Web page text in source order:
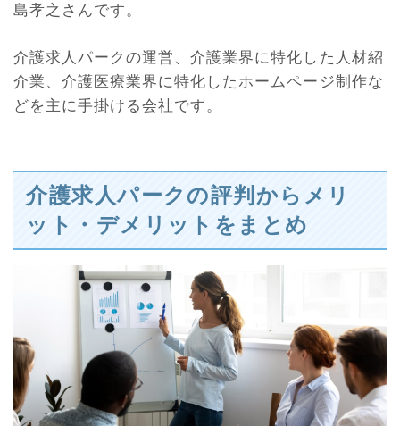
島孝之さんです。
介護求人パークの運営、介護業界に特化した人材紹
介業、介護医療業界に特化したホームページ制作な
どを主に手掛ける会社です。
介護求人パークの評判からメリ
ット・デメリットをまとめ